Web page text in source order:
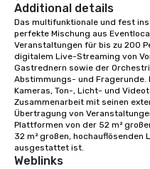
Additional details
Das multifunktionale und fest
perfekte Mischung aus
Veranstaltungen für bis zu 200
digitalem Live-Streaming von
Gastrednern sowie der
Abstimmungs- und Fragerunde.
Kameras, Ton-, Licht- und
Zusammenarbeit mit seinen
Übertragung von
Plattformen von der 52 m²
32 m² großen, hochauflösenden
ausgestattet ist.
Weblinks